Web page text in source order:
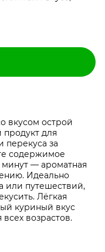
вкусом острой
для
перекуса за
содержимое
— ароматная
Идеально
или путешествий,
Лёгкая
куриный вкус
возрастов.